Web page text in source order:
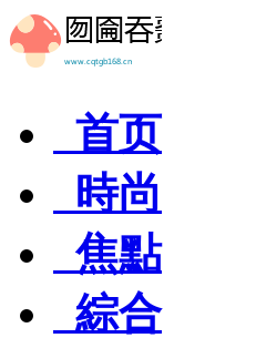
首页
時尚
焦點
綜合